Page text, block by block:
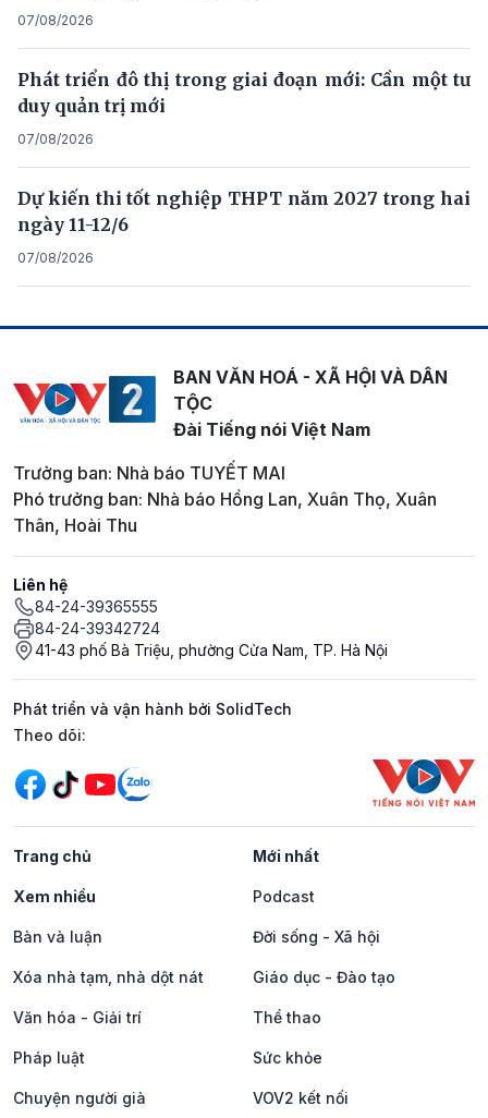
07/08/2026
Phát triển đô thị trong giai đoạn mới: Cần một tư
duy quản trị mới
07/08/2026
Dự kiến thi tốt nghiệp THPT năm 2027 trong hai
ngày 11-12/6
07/08/2026
BAN VĂN HOÁ - XÃ HỘI VÀ DÂN
TỘC
Đài Tiếng nói Việt Nam
Trưởng ban: Nhà báo TUYẾT MAI
Phó trưởng ban: Nhà báo Hồng Lan, Xuân Thọ, Xuân
Thân, Hoài Thu
Liên hệ
84-24-39365555
84-24-39342724
41-43 phố Bà Triệu, phường Cửa Nam, TP. Hà Nội
Phát triển và vận hành bởi SolidTech
Mạng xã hội
Theo dõi:
Trang chủ Mới nhất
Xem nhiều Podcast
Bàn và luận Đời sống - Xã hội
Xóa nhà tạm, nhà dột nát Giáo dục - Đào tạo
Văn hóa - Giải trí Thể thao
Pháp luật Sức khỏe
Chuyện người già VOV2 kết nối